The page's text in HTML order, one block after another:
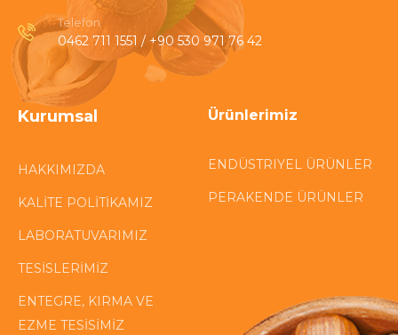
Telefon
0462 711 1551 / +90 530 971 76 42
Kurumsal
HAKKIMIZDA
KALİTE POLİTİKAMIZ
LABORATUVARIMIZ
TESİSLERİMİZ
ENTEGRE, KIRMA VE
EZME TESİSİMİZ
Ürünlerimiz
ENDÜSTRIYEL ÜRÜNLER
PERAKENDE ÜRÜNLER